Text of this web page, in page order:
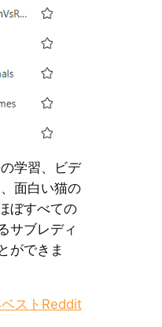
学習、ビデ
面白い猫の
ぼすべての
サブレディ
ができま
ストReddit